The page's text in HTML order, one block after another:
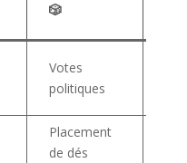
🎲
Votes
politiques
Placement
de dés